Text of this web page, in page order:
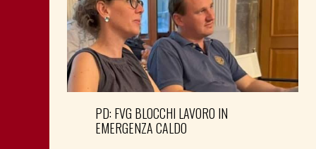
PD: FVG BLOCCHI LAVORO IN
EMERGENZA CALDO